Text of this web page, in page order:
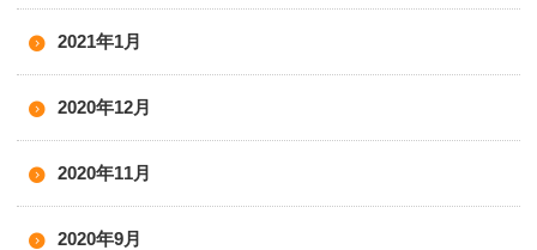
2021年1月
2020年12月
2020年11月
2020年9月